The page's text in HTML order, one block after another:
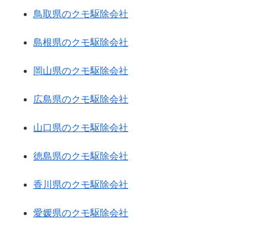
鳥取県のクモ駆除会社
島根県のクモ駆除会社
岡山県のクモ駆除会社
広島県のクモ駆除会社
山口県のクモ駆除会社
徳島県のクモ駆除会社
香川県のクモ駆除会社
愛媛県のクモ駆除会社